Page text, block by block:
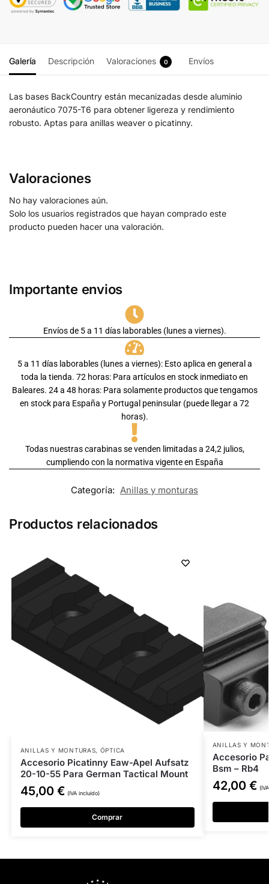
Galería Descripción Valoraciones 0 Envíos
Las bases BackCountry están mecanizadas desde aluminio
aeronáutico 7075-T6 para obtener ligereza y rendimiento
robusto. Aptas para anillas weaver o picatinny.
Valoraciones
No hay valoraciones aún.
Solo los usuarios registrados que hayan comprado este
producto pueden hacer una valoración.
Importante envios
Envíos de 5 a 11 días laborables (lunes a viernes).
5 a 11 días laborables (lunes a viernes): Esto aplica en general a
toda la tienda. 72 horas: Para artículos en stock inmediato en
Baleares. 24 a 48 horas: Para solamente productos que tengamos
en stock para España y Portugal peninsular (puede llegar a 72
horas).
Todas nuestras carabinas se venden limitadas a 24,2 julios,
cumpliendo con la normativa vigente en España
Categoría: Anillas y monturas
Productos relacionados
ANILLAS Y MONTURAS, ÓPTICA
Accesorio Picatinny Eaw-Apel Aufsatz
20-10-55 Para German Tactical Mount
45,00 € (IVA incluido)
Comprar
ANILLAS Y
Accesorio
Bsm – Rb4
42,00 €